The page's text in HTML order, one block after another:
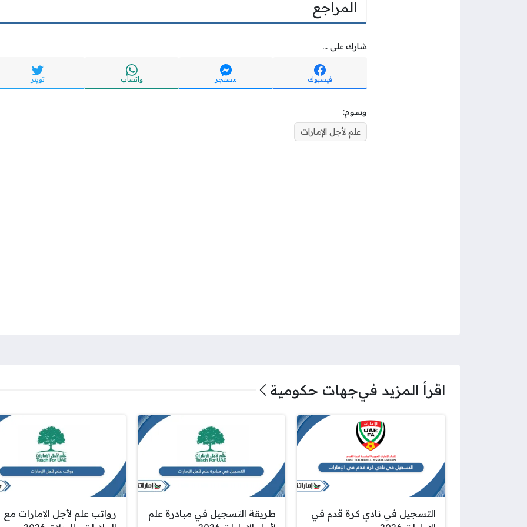
المراجع
شارك على ...
فيسبوك مسنجر واتساب تويتر
وسوم:
علم لأجل الإمارات
اقرأ المزيد فيجهات حكومية
التسجيل في نادي كرة قدم في
طريقة التسجيل في مبادرة علم
رواتب علم لأجل الإمارات مع